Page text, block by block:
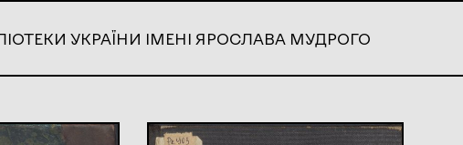
УКРАЇНИ ІМЕНІ ЯРОСЛАВА МУДРОГО